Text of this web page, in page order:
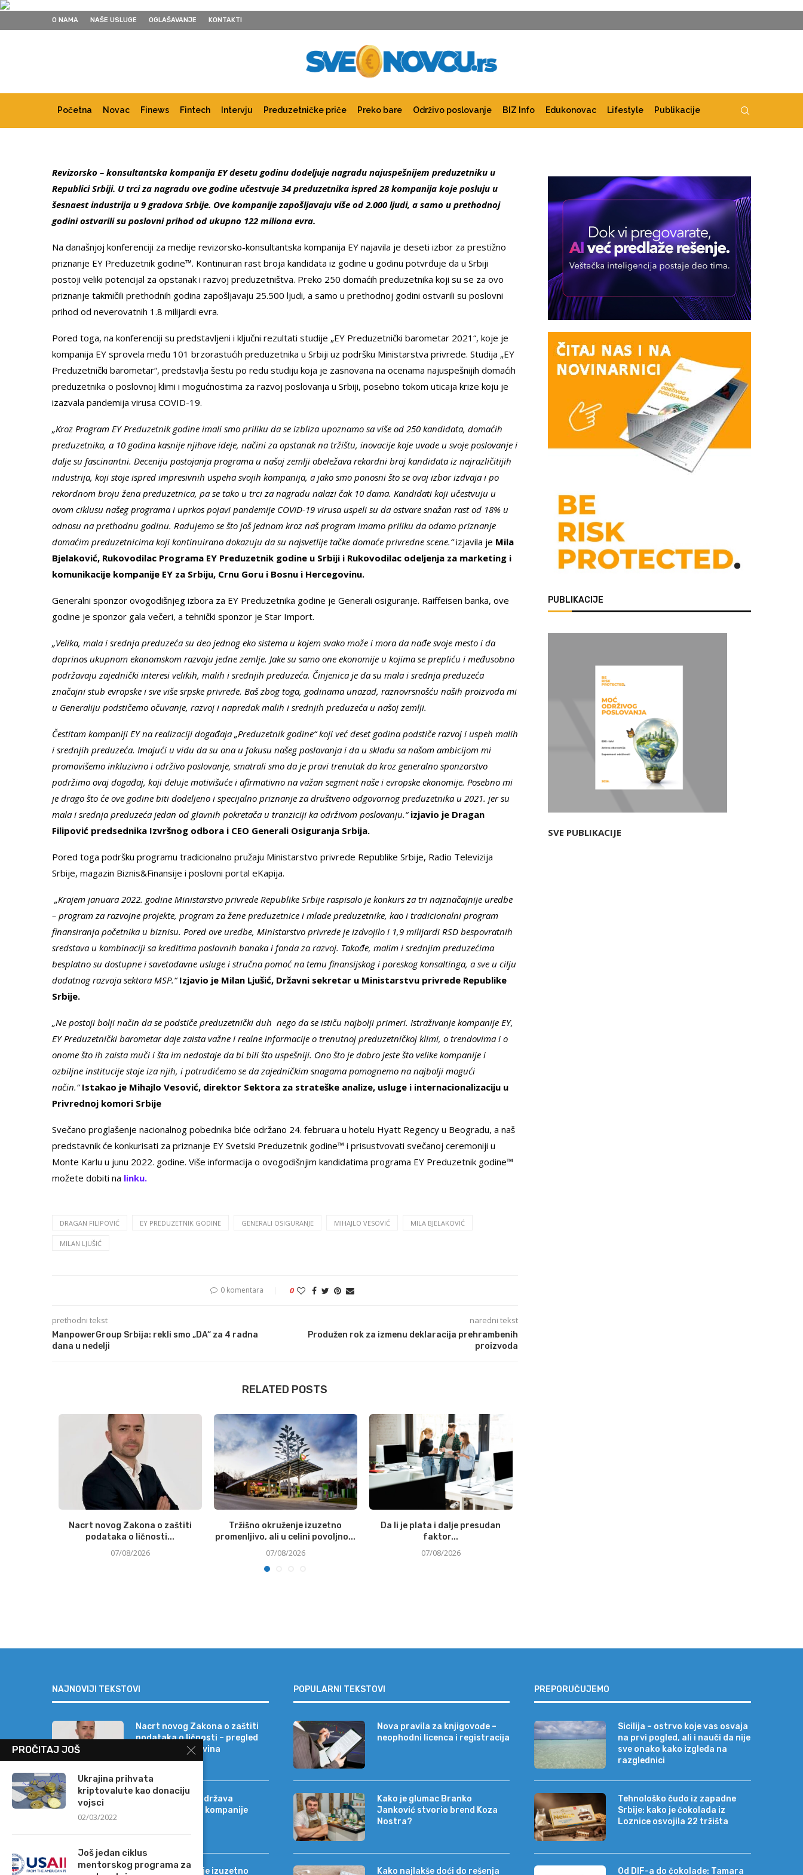
O NAMA NAŠE USLUGE OGLAŠAVANJE KONTAKTI
Početna Novac Finews Fintech Intervju Preduzetničke priče Preko bare Održivo poslovanje BIZ Info Edukonovac Lifestyle Publikacije
Revizorsko – konsultantska kompanija EY desetu godinu dodeljuje nagradu najuspešnijem preduzetniku u
Republici Srbiji. U trci za nagradu ove godine učestvuje 34 preduzetnika ispred 28 kompanija koje posluju u
šesnaest industrija u 9 gradova Srbije. Ove kompanije zapošljavaju više od 2.000 ljudi, a samo u prethodnoj
godini ostvarili su poslovni prihod od ukupno 122 miliona evra.
Na današnjoj konferenciji za medije revizorsko-konsultantska kompanija EY najavila je deseti izbor za prestižno
priznanje EY Preduzetnik godine™. Kontinuiran rast broja kandidata iz godine u godinu potvrđuje da u Srbiji
postoji veliki potencijal za opstanak i razvoj preduzetništva. Preko 250 domaćih preduzetnika koji su se za ovo
priznanje takmičili prethodnih godina zapošljavaju 25.500 ljudi, a samo u prethodnoj godini ostvarili su poslovni
prihod od neverovatnih 1.8 milijardi evra.
Pored toga, na konferenciji su predstavljeni i ključni rezultati studije „EY Preduzetnički barometar 2021“, koje je
kompanija EY sprovela među 101 brzorastućih preduzetnika u Srbiji uz podršku Ministarstva privrede. Studija „EY
Preduzetnički barometar“, predstavlja šestu po redu studiju koja je zasnovana na ocenama najuspešnijih domaćih
preduzetnika o poslovnoj klimi i mogućnostima za razvoj poslovanja u Srbiji, posebno tokom uticaja krize koju je
izazvala pandemija virusa COVID-19.
„Kroz Program EY Preduzetnik godine imali smo priliku da se izbliza upoznamo sa više od 250 kandidata, domaćih
preduzetnika, a 10 godina kasnije njihove ideje, načini za opstanak na tržištu, inovacije koje uvode u svoje poslovanje i
dalje su fascinantni. Deceniju postojanja programa u našoj zemlji obeležava rekordni broj kandidata iz najrazličitijih
industrija, koji stoje ispred impresivnih uspeha svojih kompanija, a jako smo ponosni što se ovaj izbor izdvaja i po
rekordnom broju žena preduzetnica, pa se tako u trci za nagradu nalazi čak 10 dama. Kandidati koji učestvuju u
ovom ciklusu našeg programa i uprkos pojavi pandemije COVID-19 virusa uspeli su da ostvare snažan rast od 18% u
odnosu na prethodnu godinu. Radujemo se što još jednom kroz naš program imamo priliku da odamo priznanje
domaćim preduzetnicima koji kontinuirano dokazuju da su najsvetlije tačke domaće privredne scene.“izjavila je Mila
Bjelaković, Rukovodilac Programa EY Preduzetnik godine u Srbiji i Rukovodilac odeljenja za marketing i
komunikacije kompanije EY za Srbiju, Crnu Goru i Bosnu i Hercegovinu.
Generalni sponzor ovogodišnjeg izbora za EY Preduzetnika godine je Generali osiguranje. Raiffeisen banka, ove
godine je sponzor gala večeri, a tehnički sponzor je Star Import.
„Velika, mala i srednja preduzeća su deo jednog eko sistema u kojem svako može i mora da nađe svoje mesto i da
doprinos ukupnom ekonomskom razvoju jedne zemlje. Jake su samo one ekonomije u kojima se prepliću i međusobno
podržavaju zajednički interesi velikih, malih i srednjih preduzeća. Činjenica je da su mala i srednja preduzeća
značajni stub evropske i sve više srpske privrede. Baš zbog toga, godinama unazad, raznovrsnošću naših proizvoda mi
u Generaliju podstičemo očuvanje, razvoj i napredak malih i srednjih preduzeća u našoj zemlji.
Čestitam kompaniji EY na realizaciji događaja „Preduzetnik godine“ koji već deset godina podstiče razvoj i uspeh malih
i srednjih preduzeća. Imajući u vidu da su ona u fokusu našeg poslovanja i da u skladu sa našom ambicijom mi
promovišemo inkluzivno i održivo poslovanje, smatrali smo da je pravi trenutak da kroz generalno sponzorstvo
podržimo ovaj događaj, koji deluje motivišuće i afirmativno na važan segment naše i evropske ekonomije. Posebno mi
je drago što će ove godine biti dodeljeno i specijalno priznanje za društveno odgovornog preduzetnika u 2021. jer su
mala i srednja preduzeća jedan od glavnih pokretača u tranziciji ka održivom poslovanju.“izjavio je Dragan
Filipović predsednika Izvršnog odbora i CEO Generali Osiguranja Srbija.
Pored toga podršku programu tradicionalno pružaju Ministarstvo privrede Republike Srbije, Radio Televizija
Srbije, magazin Biznis&Finansije i poslovni portal eKapija.
„Krajem januara 2022. godine Ministarstvo privrede Republike Srbije raspisalo je konkurs za tri najznačajnije uredbe
– program za razvojne projekte, program za žene preduzetnice i mlade preduzetnike, kao i tradicionalni program
finansiranja početnika u biznisu. Pored ove uredbe, Ministarstvo privrede je izdvojilo i 1,9 milijardi RSD bespovratnih
sredstava u kombinaciji sa kreditima poslovnih banaka i fonda za razvoj. Takođe, malim i srednjim preduzećima
besplatno su dostupne i savetodavne usluge i stručna pomoć na temu finansijskog i poreskog konsaltinga, a sve u cilju
dodatnog razvoja sektora MSP.“ Izjavio je Milan Ljušić, Državni sekretar u Ministarstvu privrede Republike
Srbije.
„Ne postoji bolji način da se podstiče preduzetnički duh nego da se ističu najbolji primeri. Istraživanje kompanije EY,
EY Preduzetnički barometar daje zaista važne i realne informacije o trenutnoj preduzetničkoj klimi, o trendovima i o
onome što ih zaista muči i šta im nedostaje da bi bili što uspešniji. Ono što je dobro jeste što velike kompanije i
ozbiljne institucije stoje iza njih, i potrudićemo se da zajedničkim snagama pomognemo na najbolji mogući
način.“ Istakao je Mihajlo Vesović, direktor Sektora za strateške analize, usluge i internacionalizaciju u
Privrednoj komori Srbije
Svečano proglašenje nacionalnog pobednika biće održano 24. februara u hotelu Hyatt Regency u Beogradu, a naš
predstavnik će konkurisati za priznanje EY Svetski Preduzetnik godine™ i prisustvovati svečanoj ceremoniji u
Monte Karlu u junu 2022. godine. Više informacija o ovogodišnjim kandidatima programa EY Preduzetnik godine™
možete dobiti na linku.
DRAGAN FILIPOVIĆ EY PREDUZETNIK GODINE GENERALI OSIGURANJE MIHAJLO VESOVIĆ MILA BJELAKOVIĆ
MILAN LJUŠIĆ
0 komentara 0
prethodni tekst
ManpowerGroup Srbija: rekli smo „DA“ za 4 radna
dana u nedelji
naredni tekst
Produžen rok za izmenu deklaracija prehrambenih
proizvoda
RELATED POSTS
Nacrt novog Zakona o zaštiti
podataka o ličnosti...
07/08/2026
Tržišno okruženje izuzetno
promenljivo, ali u celini povoljno...
07/08/2026
Da li je plata i dalje presudan
faktor...
07/08/2026
PUBLIKACIJE
SVE PUBLIKACIJE
NAJNOVIJI TEKSTOVI
Nacrt novog Zakona o zaštiti
podataka o ličnosti – pregled
najznačajnih novina
Banca Intesa podržava
strateški razvoj kompanije
Tržišno okruženje izuzetno
POPULARNI TEKSTOVI
Nova pravila za knjigovođe –
neophodni licenca i registracija
Kako je glumac Branko
Janković stvorio brend Koza
Nostra?
Kako najlakše doći do rešenja
PREPORUČUJEMO
Sicilija – ostrvo koje vas osvaja
na prvi pogled, ali i nauči da nije
sve onako kako izgleda na
razglednici
Tehnološko čudo iz zapadne
Srbije: kako je čokolada iz
Loznice osvojila 22 tržišta
Od DIF-a do čokolade: Tamara
PROČITAJ JOŠ
Ukrajina prihvata
kriptovalute kao donaciju
vojsci
02/03/2022
Još jedan ciklus
mentorskog programa za